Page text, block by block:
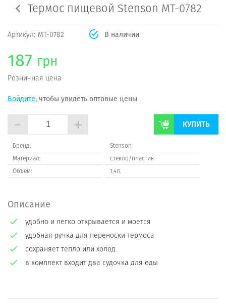
Термос пищевой Stenson МТ-0782
Артикул: МТ-0782 В наличии
187 грн
Розничная цена
Войдите, чтобы увидеть оптовые цены
- + КУПИТЬ
Бренд:
Stenson
Материал:
стекло/пластик
Объем:
1,4л.
Описание
удобно и легко открывается и моется
удобная ручка для переноски термоса
сохраняет тепло или холод
в комплект входит два судочка для еды